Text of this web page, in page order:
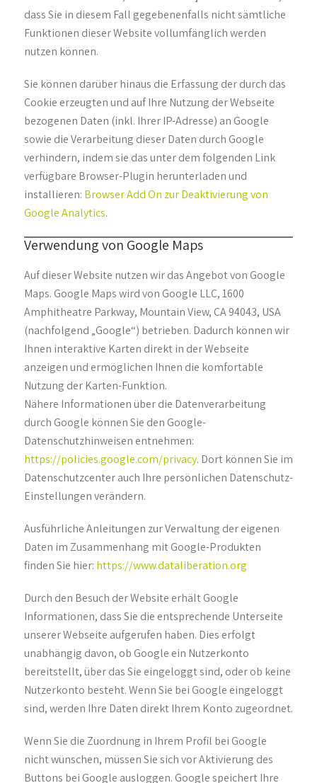
dass Sie in diesem Fall gegebenenfalls nicht sämtliche
Funktionen dieser Website vollumfänglich werden
nutzen können.
Sie können darüber hinaus die Erfassung der durch das
Cookie erzeugten und auf Ihre Nutzung der Webseite
bezogenen Daten (inkl. Ihrer IP-Adresse) an Google
sowie die Verarbeitung dieser Daten durch Google
verhindern, indem sie das unter dem folgenden Link
verfügbare Browser-Plugin herunterladen und
installieren: Browser Add On zur Deaktivierung von
Google Analytics.
Verwendung von Google Maps
Auf dieser Website nutzen wir das Angebot von Google
Maps. Google Maps wird von Google LLC, 1600
Amphitheatre Parkway, Mountain View, CA 94043, USA
(nachfolgend „Google“) betrieben. Dadurch können wir
Ihnen interaktive Karten direkt in der Webseite
anzeigen und ermöglichen Ihnen die komfortable
Nutzung der Karten-Funktion.
Nähere Informationen über die Datenverarbeitung
durch Google können Sie den Google-
Datenschutzhinweisen entnehmen:
https://policies.google.com/privacy. Dort können Sie im
Datenschutzcenter auch Ihre persönlichen Datenschutz-
Einstellungen verändern.
Ausführliche Anleitungen zur Verwaltung der eigenen
Daten im Zusammenhang mit Google-Produkten
finden Sie hier: https://www.dataliberation.org
Durch den Besuch der Website erhält Google
Informationen, dass Sie die entsprechende Unterseite
unserer Webseite aufgerufen haben. Dies erfolgt
unabhängig davon, ob Google ein Nutzerkonto
bereitstellt, über das Sie eingeloggt sind, oder ob keine
Nutzerkonto besteht. Wenn Sie bei Google eingeloggt
sind, werden Ihre Daten direkt Ihrem Konto zugeordnet.
Wenn Sie die Zuordnung in Ihrem Profil bei Google
nicht wünschen, müssen Sie sich vor Aktivierung des
Buttons bei Google ausloggen. Google speichert Ihre